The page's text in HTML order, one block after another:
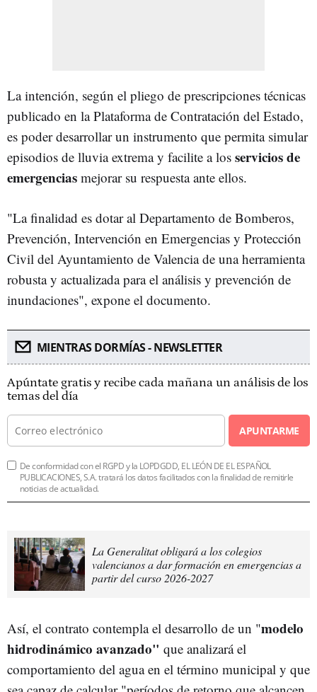
La intención, según el pliego de prescripciones técnicas
publicado en la Plataforma de Contratación del Estado,
es poder desarrollar un instrumento que permita simular
episodios de lluvia extrema y facilite a los servicios de
emergencias mejorar su respuesta ante ellos.
"La finalidad es dotar al Departamento de Bomberos,
Prevención, Intervención en Emergencias y Protección
Civil del Ayuntamiento de Valencia de una herramienta
robusta y actualizada para el análisis y prevención de
inundaciones", expone el documento.
MIENTRAS DORMÍAS - NEWSLETTER
Apúntate gratis y recibe cada mañana un análisis de los
temas del día
APUNTARME
De conformidad con el RGPD y la LOPDGDD, EL LEÓN DE EL ESPAÑOL
PUBLICACIONES, S.A. tratará los datos facilitados con la finalidad de remitirle
noticias de actualidad.
La Generalitat obligará a los colegios
valencianos a dar formación en emergencias a
partir del curso 2026-2027
Así, el contrato contempla el desarrollo de un "modelo
hidrodinámico avanzado" que analizará el
comportamiento del agua en el término municipal y que